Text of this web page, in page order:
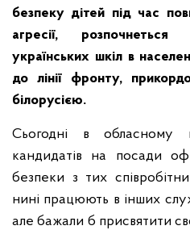
безпеку дітей під час
агресії,
українських шкіл в
до лінії фронту,
білорусією.
Сьогодні в обласному
кандидатів на посади
безпеки з тих
нині працюють в інших
але бажали б присвятити